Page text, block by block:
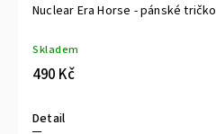
Nuclear Era Horse - pánské tričko
Skladem
490 Kč
Detail